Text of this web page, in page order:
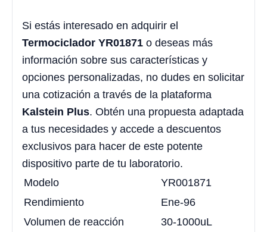
Si estás interesado en adquirir el
Termociclador YR01871 o deseas más
información sobre sus características y
opciones personalizadas, no dudes en solicitar
una cotización a través de la plataforma
Kalstein Plus. Obtén una propuesta adaptada
a tus necesidades y accede a descuentos
exclusivos para hacer de este potente
dispositivo parte de tu laboratorio.
Modelo
YR001871
Rendimiento
Ene-96
Volumen de reacción
30-1000uL